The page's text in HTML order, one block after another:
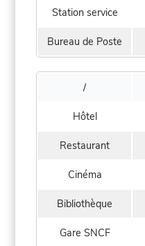
Station service
Bureau de Poste
/
Hôtel
Restaurant
Cinéma
Bibliothèque
Gare SNCF